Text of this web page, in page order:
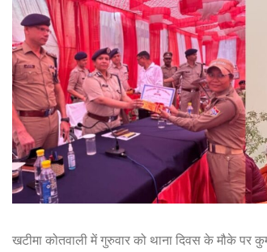
खटीमा कोतवाली में गुरुवार को थाना दिवस के मौके पर